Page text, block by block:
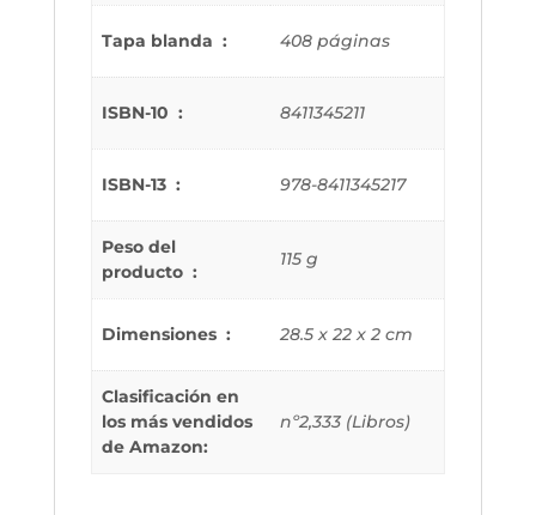
Tapa blanda ‏ : ‎ 408 páginas
ISBN-10 ‏ : ‎ 8411345211
ISBN-13 ‏ : ‎ 978-8411345217
Peso del
producto ‏ : ‎
115 g
Dimensiones ‏ : ‎ 28.5 x 22 x 2 cm
Clasificación en
los más vendidos
de Amazon:
nº2,333 (Libros)